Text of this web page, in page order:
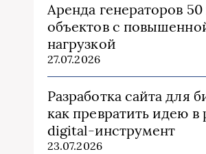
Аренда генераторов 50
объектов с
нагрузкой
27.07.2026
Разработка сайта для
как превратить идею в
digital-инструмент
23.07.2026